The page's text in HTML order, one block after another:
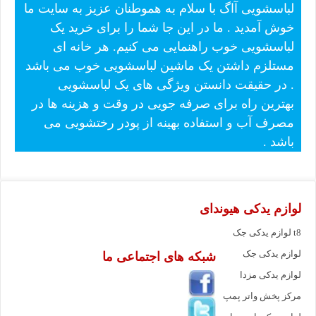
لباسشویی آاگ با سلام به هموطنان عزیز به سایت ما
خوش آمدید . ما در این جا شما را برای خرید یک
لباسشویی خوب راهنمایی می کنیم. هر خانه ای
مستلزم داشتن یک ماشین لباسشویی خوب می باشد
. در حقیقت دانستن ویژگی های یک لباسشویی
بهترین راه برای صرفه جویی در وقت و هزینه ها در
مصرف آب و استفاده بهینه از پودر رختشویی می
باشد .
لوازم یدکی هیوندای
لوازم یدکی جک t8
لوازم یدکی جک
لوازم یدکی مزدا
مرکز پخش واتر پمپ
شبکه های اجتماعی ما